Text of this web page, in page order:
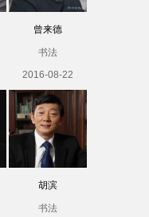
曾来德
书法
2016-08-22
胡滨
书法